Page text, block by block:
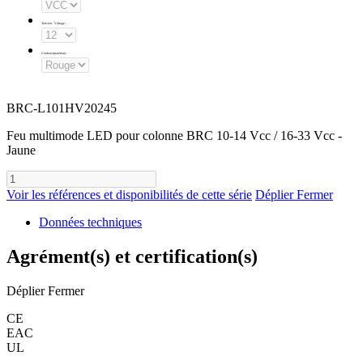
Tension - Voltage :
Couleur (matériau) :
BRC-L101HV20245
Feu multimode LED pour colonne BRC 10-14 Vcc / 16-33 Vcc -
Jaune
Voir les références et disponibilités de cette série Déplier Fermer
Données techniques
Agrément(s) et certification(s)
Déplier Fermer
CE
EAC
UL